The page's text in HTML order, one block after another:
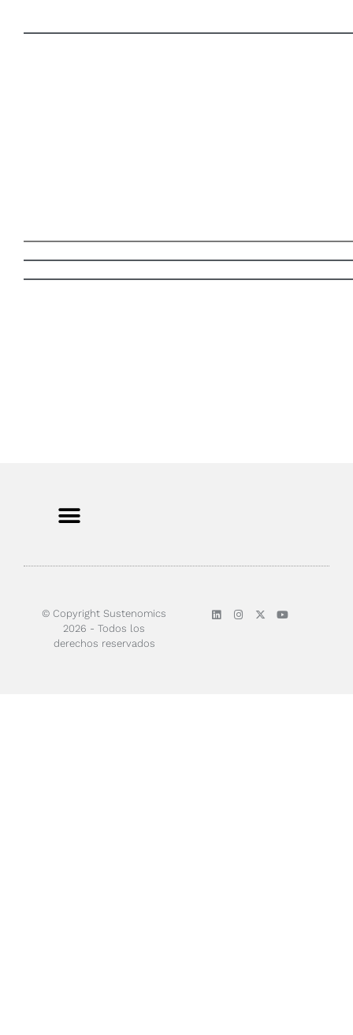
© Copyright Sustenomics
2026 - Todos los
derechos reservados